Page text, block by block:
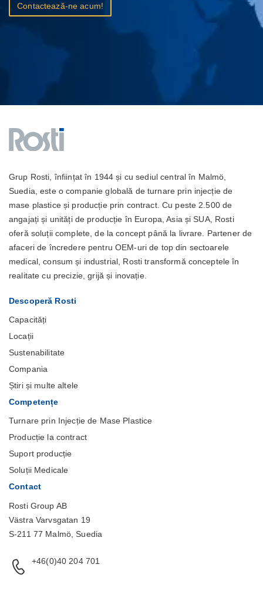
Contactează-ne acum!
Grup Rosti, înființat în 1944 și cu sediul central în Malmö,
Suedia, este o companie globală de turnare prin injecție de
mase plastice și producție prin contract. Cu peste 2.500 de
angajați și unități de producție în Europa, Asia și SUA, Rosti
oferă soluții complete, de la concept până la livrare. Partener de
afaceri de încredere pentru OEM-uri de top din sectoarele
medical, consum și industrial, Rosti transformă conceptele în
realitate cu precizie, grijă și inovație.
Descoperă Rosti
Capacități
Locații
Sustenabilitate
Compania
Știri și multe altele
Competențe
Turnare prin Injecție de Mase Plastice
Producție la contract
Suport producție
Soluții Medicale
Contact
Rosti Group AB
Västra Varvsgatan 19
S-211 77 Malmö, Suedia
+46(0)40 204 701